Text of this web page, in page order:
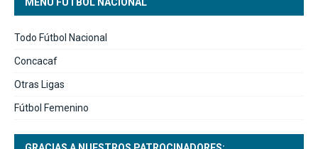
Todo Fútbol Nacional
Concacaf
Otras Ligas
Fútbol Femenino